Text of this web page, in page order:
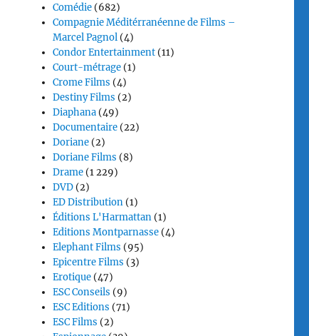
Comédie (682)
Compagnie Méditérranéenne de Films –
Marcel Pagnol (4)
Condor Entertainment (11)
Court-métrage (1)
Crome Films (4)
Destiny Films (2)
Diaphana (49)
Documentaire (22)
Doriane (2)
Doriane Films (8)
Drame (1 229)
DVD (2)
ED Distribution (1)
Éditions L'Harmattan (1)
Editions Montparnasse (4)
Elephant Films (95)
Epicentre Films (3)
Erotique (47)
ESC Conseils (9)
ESC Editions (71)
ESC Films (2)